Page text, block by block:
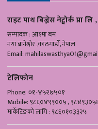
राइट पाथ बिज्नेस नेट्वोर्क प्रा
सम्पादक : आश्मा बम
नया बानेश्वोर ,काठमाडौँ, नेपाल
Email:
टेलिफोन
Phone: ०१-४५२७५०१
Mobile: ९८६०४९९००५ ,
मार्केटिङको लागि : ९८६०१०३३२५